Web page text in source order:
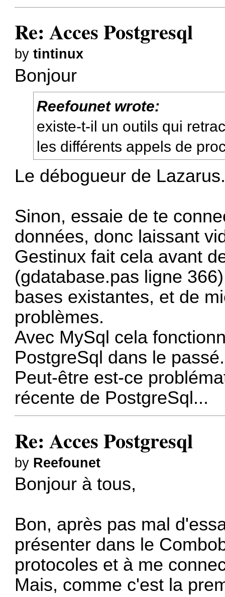
Re: Acces Postgresql
bytintinux
Bonjour
Reefounet wrote:
existe-t-il un outils qui
les différents appels de
Le débogueur de
Sinon, essaie de te
données, donc laissant
Gestinux fait cela avant
(gdatabase.pas ligne
bases existantes, et de
problèmes.
Avec MySql cela
PostgreSql dans le passé.
Peut-être est-ce
récente de PostgreSql...
Re: Acces Postgresql
by Reefounet
Bonjour à tous,
Bon, après pas mal
présenter dans le
protocoles et à me
Mais, comme c'est la